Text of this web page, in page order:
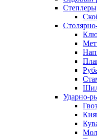
Ударно-